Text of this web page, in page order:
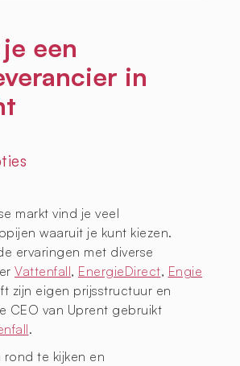
een
in
markt vind je veel
waaruit je kunt kiezen.
ervaringen met diverse
Vattenfall, EnergieDirect, Engie
zijn eigen prijsstructuur en
CEO van Uprent gebruikt
.
rond te kijken en